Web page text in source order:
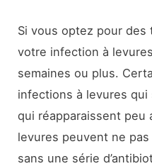
Si vous optez pour
votre infection à
semaines ou plus.
infections à levures qui
qui réapparaissent peu
levures peuvent ne
sans une série